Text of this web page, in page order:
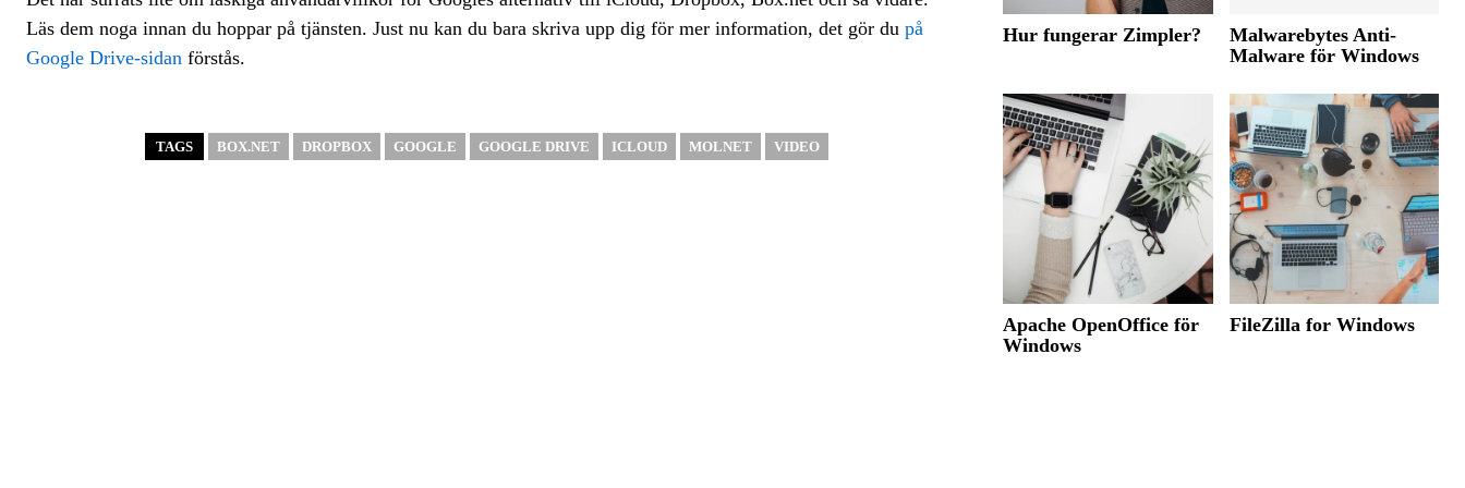
Läs dem noga innan du hoppar på tjänsten. Just nu kan du bara skriva upp dig för mer information, det gör du på
Google Drive-sidan förstås.
TAGS BOX.NET DROPBOX GOOGLE GOOGLE DRIVE ICLOUD MOLNET VIDEO
Hur fungerar Zimpler?
Malwarebytes Anti-
Malware för Windows
Apache OpenOffice för
Windows
FileZilla for Windows